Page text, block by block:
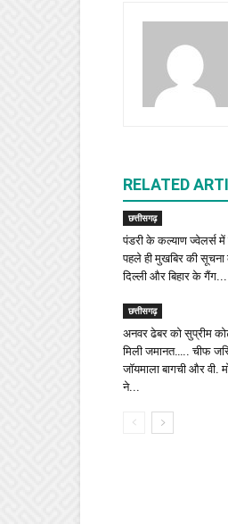
RELATED
छत्तीसगढ़
पंडरी के कल्याण ज्वेलर्स
पहले ही मुखबिर की
दिल्ली और बिहार के गैंग...
छत्तीसगढ़
अनवर ढेबर को सुप्रीम
मिली जमानत….. चीफ
जॉयमाला बागची और वी.
ने...